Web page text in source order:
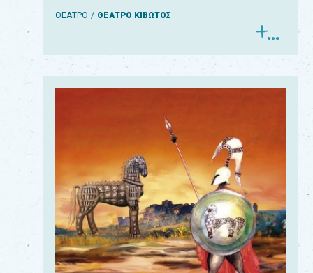
ΘΕΑΤΡΟ ΘΕΑΤΡΟ ΚΙΒΩΤΟΣ